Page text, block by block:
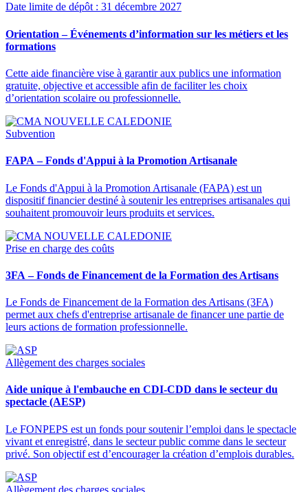
Date limite de dépôt : 31 décembre 2027
Orientation – Événements d’information sur les métiers et les
formations
Cette aide financière vise à garantir aux publics une information
gratuite, objective et accessible afin de faciliter les choix
d’orientation scolaire ou professionnelle.
Subvention
FAPA – Fonds d'Appui à la Promotion Artisanale
Le Fonds d'Appui à la Promotion Artisanale (FAPA) est un
dispositif financier destiné à soutenir les entreprises artisanales qui
souhaitent promouvoir leurs produits et services.
Prise en charge des coûts
3FA – Fonds de Financement de la Formation des Artisans
Le Fonds de Financement de la Formation des Artisans (3FA)
permet aux chefs d'entreprise artisanale de financer une partie de
leurs actions de formation professionnelle.
Allègement des charges sociales
Aide unique à l'embauche en CDI-CDD dans le secteur du
spectacle (AESP)
Le FONPEPS est un fonds pour soutenir l’emploi dans le spectacle
vivant et enregistré, dans le secteur public comme dans le secteur
privé. Son objectif est d’encourager la création d’emplois durables.
Allègement des charges sociales